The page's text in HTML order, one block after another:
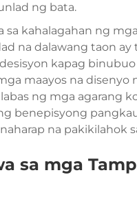
ng bata.
sa kahalagahan ng
na dalawang taon
kapag
maayos na disenyo
ng mga agarang
benepisyong
na pakikilahok
sa mga